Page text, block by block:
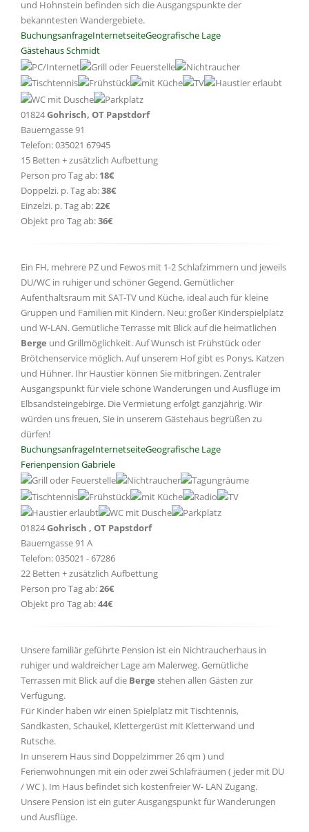
und Hohnstein befinden sich die Ausgangspunkte der
bekanntesten Wandergebiete.
BuchungsanfrageInternetseiteGeografische Lage
Gästehaus Schmidt
01824Gohrisch, OT Papstdorf
Bauerngasse 91
Telefon: 035021 67945
15 Betten + zusätzlich Aufbettung
Person pro Tag ab: 18€
Doppelzi. p. Tag ab:38€
Einzelzi. p. Tag ab:22€
Objekt pro Tag ab:36€
Ein FH, mehrere PZ und Fewos mit 1-2 Schlafzimmern und jeweils
DU/WC in ruhiger und schöner Gegend. Gemütlicher
Aufenthaltsraum mit SAT-TV und Küche, ideal auch für kleine
Gruppen und Familien mit Kindern. Neu: großer Kinderspielplatz
und W-LAN. Gemütliche Terrasse mit Blick auf die heimatlichen
Berge und Grillmöglichkeit. Auf Wunsch ist Frühstück oder
Brötchenservice möglich. Auf unserem Hof gibt es Ponys, Katzen
und Hühner. Ihr Haustier können Sie mitbringen. Zentraler
Ausgangspunkt für viele schöne Wanderungen und Ausflüge im
Elbsandsteingebirge. Die Vermietung erfolgt ganzjährig. Wir
würden uns freuen, Sie in unserem Gästehaus begrüßen zu
dürfen!
BuchungsanfrageInternetseiteGeografische Lage
Ferienpension Gabriele
01824Gohrisch , OT Papstdorf
Bauerngasse 91 A
Telefon: 035021 - 67286
22 Betten + zusätzlich Aufbettung
Person pro Tag ab:26€
Objekt pro Tag ab:44€
Unsere familiär geführte Pension ist ein Nichtraucherhaus in
ruhiger und waldreicher Lage am Malerweg. Gemütliche
Terrassen mit Blick auf die Berge stehen allen Gästen zur
Verfügung.
Für Kinder haben wir einen Spielplatz mit Tischtennis,
Sandkasten, Schaukel, Klettergerüst mit Kletterwand und
Rutsche.
In unserem Haus sind Doppelzimmer 26 qm ) und
Ferienwohnungen mit ein oder zwei Schlafräumen ( jeder mit DU
/ WC ). Im Haus befindet sich kostenfreier W- LAN Zugang.
Unsere Pension ist ein guter Ausgangspunkt für Wanderungen
und Ausflüge.